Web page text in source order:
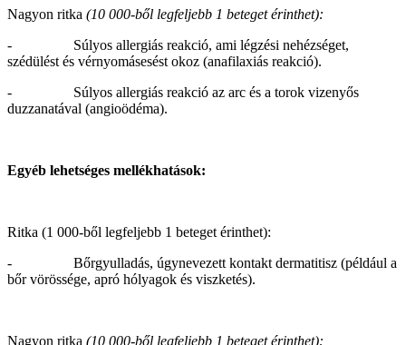
Nagyon ritka (10 000-ből legfeljebb 1 beteget érinthet):
- Súlyos allergiás reakció, ami légzési nehézséget,
szédülést és vérnyomásesést okoz (anafilaxiás reakció).
- Súlyos allergiás reakció az arc és a torok vizenyős
duzzanatával (angioödéma).
Egyéb lehetséges mellékhatások:
Ritka (1 000-ből legfeljebb 1 beteget érinthet):
- Bőrgyulladás, úgynevezett kontakt dermatitisz (például a
bőr vörössége, apró hólyagok és viszketés).
Nagyon ritka (10 000-ből legfeljebb 1 beteget érinthet):